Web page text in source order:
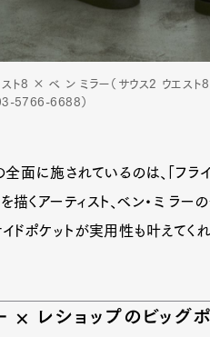
ト8 × ベ ン ミラー（サウス2 ウエス
03-5766-6688）
面に施されているのは、「フライ
くアーティスト、ベン・ミ ラー
ドポケットが実用性も叶えてくれ
× レショップのビッグ